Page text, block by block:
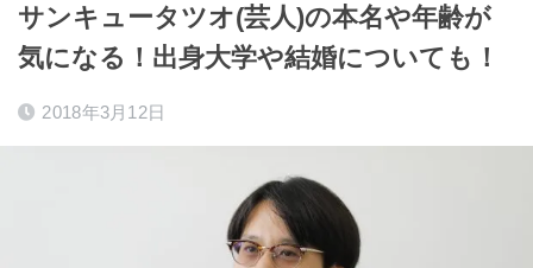
サンキュータツオ(芸人)の本名や年齢が
気になる！出身大学や結婚についても！
2018年3月12日